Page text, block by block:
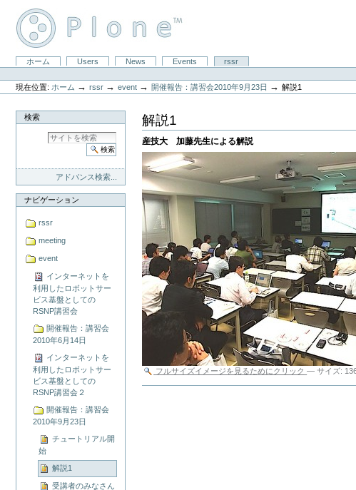
|
シ
ョ
ホーム Users News Events
rssr
ー
ソ
現在位置: ホーム →rssr →event →開催報告：講習会2010年9月23日 →解説1
検索
アドバンス検索...
ナビゲーション
rssr
meeting
event
インターネットを
利用したロボットサー
ビス基盤としての
RSNP講習会
開催報告：講習会
2010年6月14日
インターネットを
利用したロボットサー
ビス基盤としての
RSNP講習会２
開催報告：講習会
2010年9月23日
チュートリアル開
始
解説1
受講者のみなさん
解説1
産技大 加藤先生による解説
フルサイズイメージを見るためにクリック —サイズ: